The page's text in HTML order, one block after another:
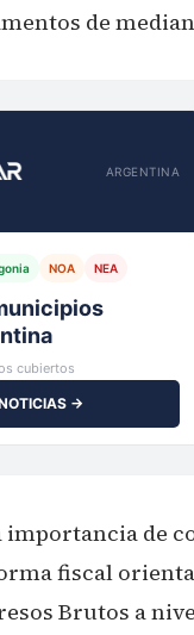
de
ARGENTINA
NOA NEA
cubiertos
→
de
fiscal
Brutos a